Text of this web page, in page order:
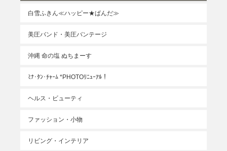
白雪ふきん≪ハッピー★ぱんだ≫
美圧バンド・美圧バンテージ
沖縄 命の塩 ぬちまーす
ﾐﾅ･ﾀﾝ･ﾁｬｰﾑ *PHOTOﾘﾆｭｰｱﾙ！
ヘルス・ビューティ
ファッション・小物
リビング・インテリア